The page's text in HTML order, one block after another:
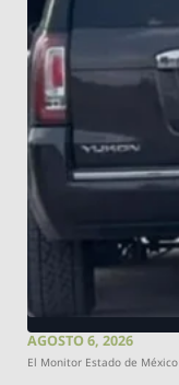
AGOSTO 6, 2026
El Monitor Estado de México